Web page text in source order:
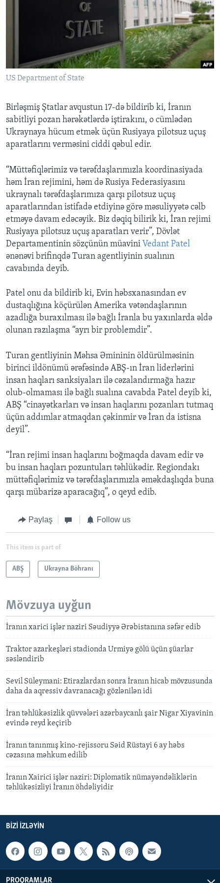
US Department of State
Birləşmiş Ştatlar avqustun 17-də bildirib ki, İranın
sabitliyi pozan hərəkətlərdə iştirakını, o cümlədən
Ukraynaya hücum etmək üçün Rusiyaya pilotsuz uçuş
aparatlarını verməsini ciddi qəbul edir.
“Müttəfiqlərimiz və tərəfdaşlarımızla koordinasiyada
həm İran rejimini, həm də Rusiya Federasiyasını
ukraynalı tərəfdaşlarımıza qarşı pilotsuz uçuş
aparatlarından istifadə etdiyinə görə məsuliyyətə cəlb
etməyə davam edəcəyik. Biz dəqiq bilirik ki, İran rejimi
Rusiyaya pilotsuz uçuş aparatları verir”, Dövlət
Departamentinin sözçünün müavini Vedant Patel
ənənəvi brifinqdə Turan agentliyinin sualının
cavabında deyib.
Patel onu da bildirib ki, Evin həbsxanasından ev
dustaqlığına köçürülən Amerika vətəndaşlarının
azadlığa buraxılması ilə bağlı İranla bu yaxınlarda əldə
olunan razılaşma “ayrı bir problemdir”.
Turan gentliyinin Məhsa Əmininin öldürülməsinin
birinci ildönümü ərəfəsində ABŞ-ın İran liderlərini
insan haqları sanksiyaları ilə cəzalandırmağa hazır
olub-olmaması ilə bağlı sualına cavabda Patel deyib ki,
ABŞ “cinayətkarları və insan haqlarını pozanları tutmaq
üçün addımlar atmaqdan çəkinmir və İran da istisna
deyil”.
“İran rejimi insan haqlarını boğmaqda davam edir və
bu insan haqları pozuntuları təhlükədir. Regiondakı
müttəfiqlərimiz və tərəfdaşlarımızla əməkdaşlıqda buna
qarşı mübarizə aparacağıq”, o qeyd edib.
Paylaş Follow us
This item is part of
ABŞ Ukrayna Böhranı
Mövzuya uyğun
İranın xarici işlər naziri Səudiyyə Ərəbistanına səfər edib
Traktor azarkeşləri stadionda Urmiyə gölü üçün şüarlar
səsləndirib
Sevil Süleymani: Etirazlardan sonra İranın hicab mövzusunda
daha da aqressiv davranacağı gözlənilən idi
İran təhlükəsizlik qüvvələri azərbaycanlı şair Nigar Xiyavinin
evində reyd keçirib
İranın tanınmış kino-rejissoru Səid Rüstayi 6 ay həbs
cəzasına məhkum edilib
İranın Xairici işlər naziri: Diplomatik nümayəndəliklərin
təhlükəsizliyi İranın öhdəliyidir
BIZI IZLƏYIN
PROQRAMLAR